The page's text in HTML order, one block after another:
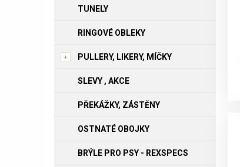
TUNELY
RINGOVÉ OBLEKY
PULLERY, LIKERY, MÍČKY
SLEVY , AKCE
PŘEKÁŽKY, ZÁSTĚNY
OSTNATÉ OBOJKY
BRÝLE PRO PSY - REXSPECS